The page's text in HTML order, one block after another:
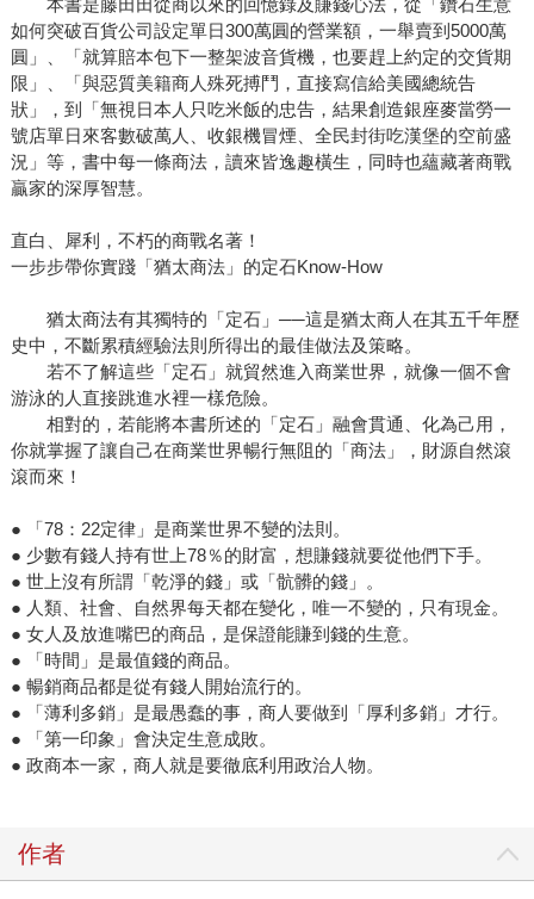
如何突破百貨公司設定單日300萬圓的營業額，一舉賣到5000萬
圓」、「就算賠本包下一整架波音貨機，也要趕上約定的交貨期
限」、「與惡質美籍商人殊死搏鬥，直接寫信給美國總統告
狀」，到「無視日本人只吃米飯的忠告，結果創造銀座麥當勞一
號店單日來客數破萬人、收銀機冒煙、全民封街吃漢堡的空前盛
況」等，書中每一條商法，讀來皆逸趣橫生，同時也蘊藏著商戰
贏家的深厚智慧。
直白、犀利，不朽的商戰名著！
一步步帶你實踐「猶太商法」的定石Know-How
猶太商法有其獨特的「定石」──這是猶太商人在其五千年歷
史中，不斷累積經驗法則所得出的最佳做法及策略。
若不了解這些「定石」就貿然進入商業世界，就像一個不會
游泳的人直接跳進水裡一樣危險。
相對的，若能將本書所述的「定石」融會貫通、化為己用，
你就掌握了讓自己在商業世界暢行無阻的「商法」，財源自然滾
滾而來！
● 「78：22定律」是商業世界不變的法則。
● 少數有錢人持有世上78％的財富，想賺錢就要從他們下手。
● 世上沒有所謂「乾淨的錢」或「骯髒的錢」。
● 人類、社會、自然界每天都在變化，唯一不變的，只有現金。
● 女人及放進嘴巴的商品，是保證能賺到錢的生意。
● 「時間」是最值錢的商品。
● 暢銷商品都是從有錢人開始流行的。
● 「薄利多銷」是最愚蠢的事，商人要做到「厚利多銷」才行。
● 「第一印象」會決定生意成敗。
● 政商本一家，商人就是要徹底利用政治人物。
作者